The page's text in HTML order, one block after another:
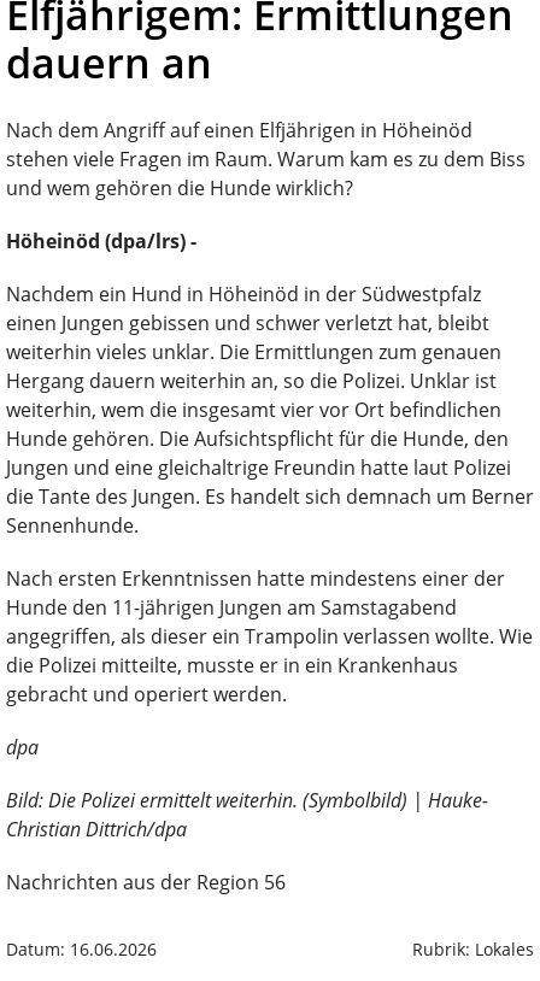
Elfjährigem: Ermittlungen
dauern an
Nach dem Angriff auf einen Elfjährigen in Höheinöd
stehen viele Fragen im Raum. Warum kam es zu dem Biss
und wem gehören die Hunde wirklich?
Höheinöd (dpa/lrs) -
Nachdem ein Hund in Höheinöd in der Südwestpfalz
einen Jungen gebissen und schwer verletzt hat, bleibt
weiterhin vieles unklar. Die Ermittlungen zum genauen
Hergang dauern weiterhin an, so die Polizei. Unklar ist
weiterhin, wem die insgesamt vier vor Ort befindlichen
Hunde gehören. Die Aufsichtspflicht für die Hunde, den
Jungen und eine gleichaltrige Freundin hatte laut Polizei
die Tante des Jungen. Es handelt sich demnach um Berner
Sennenhunde.
Nach ersten Erkenntnissen hatte mindestens einer der
Hunde den 11-jährigen Jungen am Samstagabend
angegriffen, als dieser ein Trampolin verlassen wollte. Wie
die Polizei mitteilte, musste er in ein Krankenhaus
gebracht und operiert werden.
dpa
Bild: Die Polizei ermittelt weiterhin. (Symbolbild) | Hauke-
Christian Dittrich/dpa
Nachrichten aus der Region 56
Datum: 16.06.2026 Rubrik: Lokales